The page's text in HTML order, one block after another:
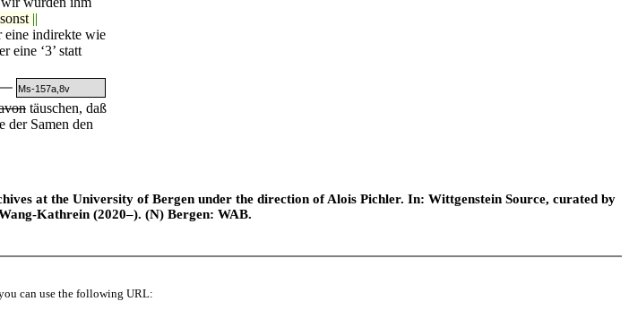
sonst ||
eine indirekte wie
eine ‘3’ statt
Ms-157a,8v
täuschen, daß
der Samen den
at the University of Bergen under the direction of Alois Pichler. In: Wittgenstein Source, curated by
Kathrein (2020–). (N) Bergen: WAB.
can use the following URL: